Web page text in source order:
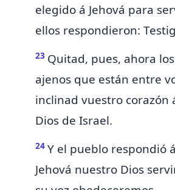
elegido á Jehová para
ellos respondieron:
23 Quitad, pues, ahora
ajenos que están entre
inclinad vuestro corazón
Dios de Israel.
24 Y el pueblo respondió
Jehová nuestro Dios